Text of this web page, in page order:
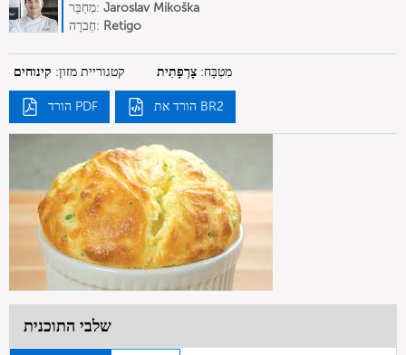
מְחַבֵּר: Jaroslav Mikoška
חֶברָה: Retigo
קטגוריית מזון: קינוחים מִטְבָּח: צָרְפָתִית
הורד PDF הורד את BR2
שלבי התוכנית